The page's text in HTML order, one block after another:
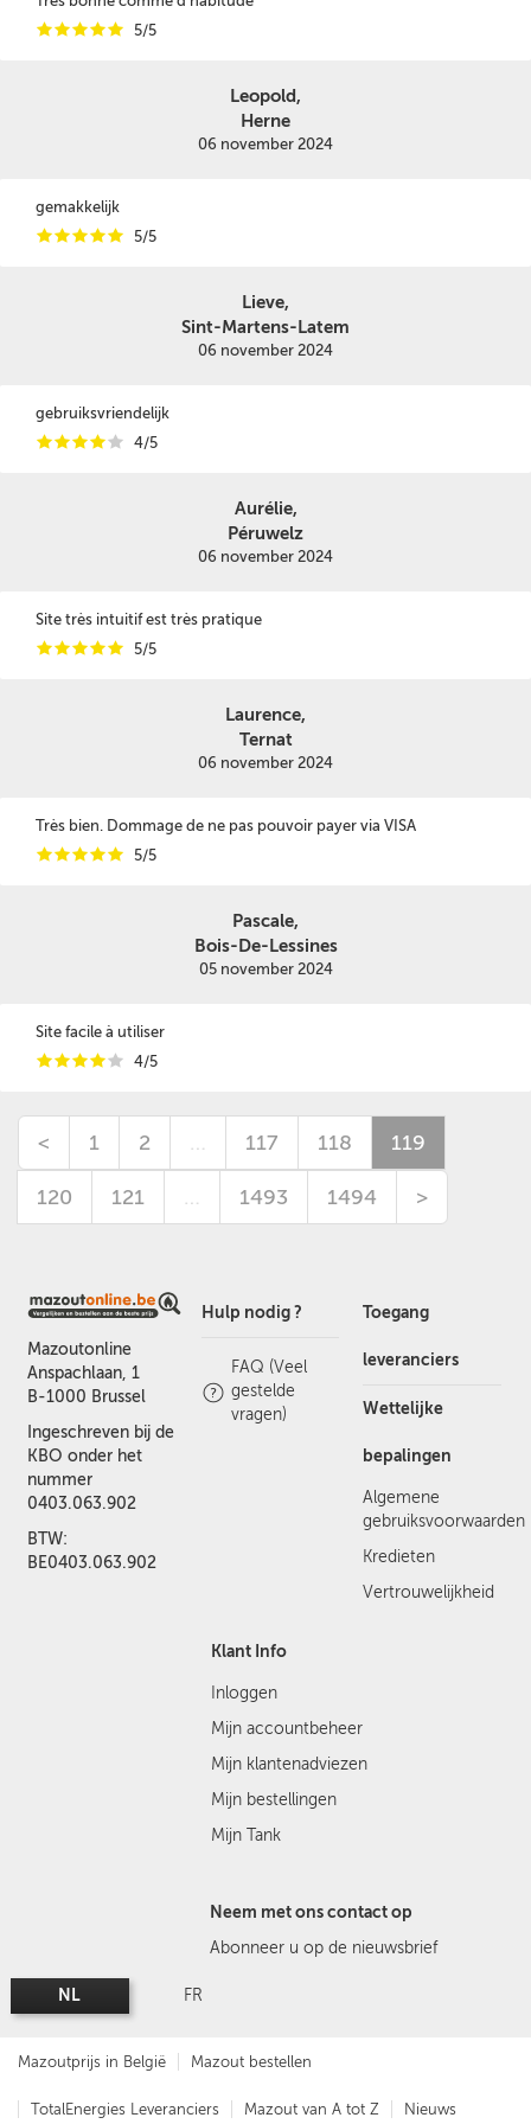
iiiii 5/5
Leopold,
Herne
06 november 2024
gemakkelijk
iiiii 5/5
Lieve,
Sint-Martens-Latem
06 november 2024
gebruiksvriendelijk
iiiii 4/5
Aurélie,
Péruwelz
06 november 2024
Site très intuitif est très pratique
iiiii 5/5
Laurence,
Ternat
06 november 2024
Très bien. Dommage de ne pas pouvoir payer via VISA
iiiii 5/5
Pascale,
Bois-De-Lessines
05 november 2024
Site facile à utiliser
iiiii 4/5
< 1 2 … 117 118 119
120 121 … 1493 1494 >
Mazoutonline
Anspachlaan, 1
B-1000 Brussel
Ingeschreven bij de
KBO onder het
nummer
0403.063.902
BTW:
BE0403.063.902
Hulp nodig ?
FAQ (Veel
gestelde
vragen)
Toegang
leveranciers
Wettelijke
bepalingen
Algemene
gebruiksvoorwaarden
Kredieten
Vertrouwelijkheid
Klant Info
Inloggen
Mijn accountbeheer
Mijn klantenadviezen
Mijn bestellingen
Mijn Tank
Neem met ons contact op
Abonneer u op de nieuwsbrief
NL FR
Mazoutprijs in België Mazout bestellen
TotalEnergies Leveranciers Mazout van A tot Z Nieuws